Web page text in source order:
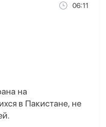
06:11
на
в Пакистане, не